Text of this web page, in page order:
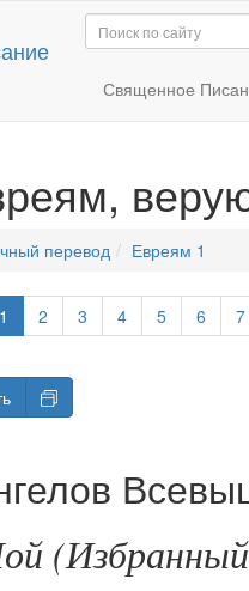
Священное
перевод Евреям 1
1 2 3 4 5 6 7
(